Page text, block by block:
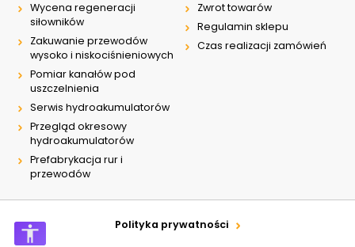
Wycena regeneracji
siłowników
Zakuwanie przewodów
wysoko i niskociśnieniowych
Pomiar kanałów pod
uszczelnienia
Serwis hydroakumulatorów
Przegląd okresowy
hydroakumulatorów
Prefabrykacja rur i
przewodów
Zwrot towarów
Regulamin sklepu
Czas realizacji zamówień
Polityka prywatności